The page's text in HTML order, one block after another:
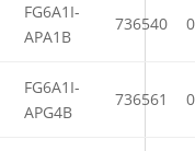
FG6A1I-
APA1B
736540
FG6A1I-
APG4B
736561